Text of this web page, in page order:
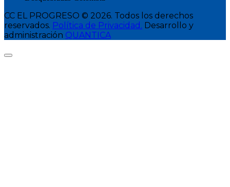
CC EL PROGRESO © 2026. Todos los derechos
reservados. Política de Privacidad. Desarrollo y
administración QUANTICA